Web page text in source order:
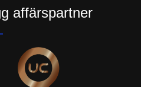
affärspartner